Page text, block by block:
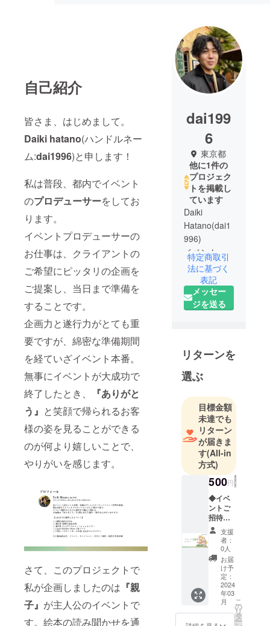
自己紹介
皆さま、はじめまして。
Daiki hatano(ハンドルネー
ム:dai1996)と申します！
私は普段、都内でイベント
のプロデューサーをしてお
ります。
イベントプロデューサーの
お仕事は、クライアントの
ご希望にピッタリの企画を
ご提案し、当日まで準備を
することです。
企画力と遂行力がとても重
要ですが、綿密な準備期間
を経ていざイベント本番。
無事にイベントが大成功で
終了したとき、
『ありがと
う』 と笑顔で帰られるお客
様の姿を見ることができる
のが何より嬉しいことで、
やりがいを感じます。
さて、このプロジェクトで
私が企画しましたのは 『親
子』 が主人公のイベントで
す。絵本の読み聞かせを通
dai199
6
東京都
他に1件の
プロジェク
トを掲載し
ています
Daiki
Hatano(dai1
996)
イベントプ
ロデュー
サー/ディレ
クター
のディレク
ターとして
イベント管
理を勉強。
現在はJECT
イベントプ
ロモーショ
ンとして個
人で独立。
イベント制
の運営まで
幅広く関わ
安全学会 運
◇ ㈱D社 20
周年記念式
特定商取引
法に基づく
表記
メッセー
ジを送る
リターンを
選ぶ
目標金額
未達でも
リターン
が届きま
す(All-in
方式)
500円
◆イベ
ントご
招待券
【リ
ターン
特典】
イベン
トのご
招待電
子チ
ケット
をメー
ルにて
お送り
支援
者：
0人
お届
け予
定：
2024
年03
月
こ
の
リ
タ
ー